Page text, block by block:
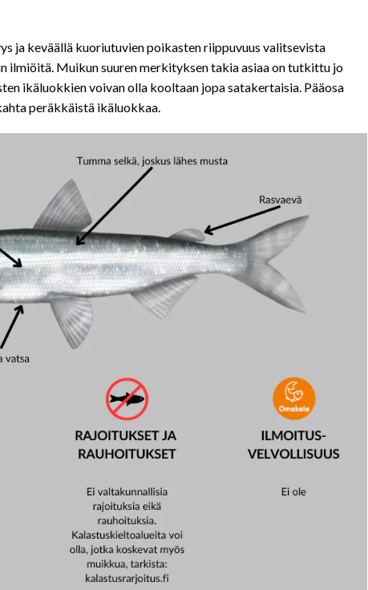
ja keväällä kuoriutuvien poikasten riippuvuus valitsevista
ilmiöitä. Muikun suuren merkityksen takia asiaa on tutkittu jo
ikäluokkien voivan olla kooltaan jopa satakertaisia. Pääosa
peräkkäistä ikäluokkaa.